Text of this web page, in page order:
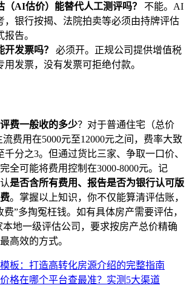
（AI估价）能替代人工测评吗？
不能。AI
，银行按揭、法院拍卖等必须由持牌评估
告。
发票吗？
必须开。正规公司提供增值税
用发票，没有发票可拒绝付款。
费一般收的多少？对于普通住宅（总价
流费用在5000元至12000元之间，费率大致
千分之3。但通过货比三家、争取一口价、
全可能将费用控制在3000-8000元。记
是否含所有费用、报告是否为银行认可版
。掌握以上知识，你不仅能算清评估账，
费”多掏冤枉钱。如有具体房产需要评估，
本地一级评估公司，要求按房产总价精确
高效的方式。
板：打造高转化房源介绍的完整指南
格在哪个平台查最准？实测5大渠道